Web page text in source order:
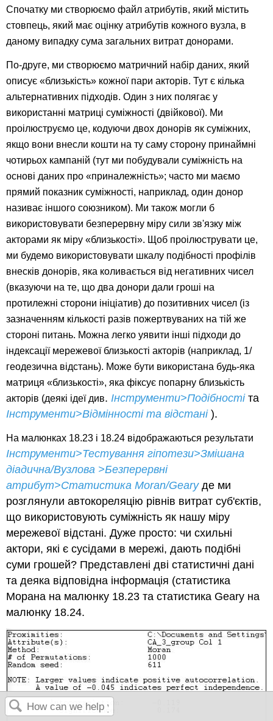
Спочатку ми створюємо файл атрибутів, який містить
стовпець, який має оцінку атрибутів кожного вузла, в
даному випадку сума загальних витрат донорами.
По-друге, ми створюємо матричний набір даних, який
описує «близькість» кожної пари акторів. Тут є кілька
альтернативних підходів. Один з них полягає у
використанні матриці суміжності (двійкової). Ми
проілюструємо це, кодуючи двох донорів як суміжних,
якщо вони внесли кошти на ту саму сторону принаймні
чотирьох кампаній (тут ми побудували суміжність на
основі даних про «приналежність»; часто ми маємо
прямий показник суміжності, наприклад, один донор
називає іншого союзником). Ми також могли б
використовувати безперервну міру сили зв'язку між
акторами як міру «близькості». Щоб проілюструвати це,
ми будемо використовувати шкалу подібності профілів
внесків донорів, яка коливається від негативних чисел
(вказуючи на те, що два донори дали гроші на
протилежні сторони ініціатив) до позитивних чисел (із
зазначенням кількості разів пожертвуваних на тій же
стороні питань. Можна легко уявити інші підходи до
індексації мережевої близькості акторів (наприклад, 1/
геодезична відстань). Може бути використана будь-яка
матриця «близькості», яка фіксує попарну близькість
акторів (деякі ідеї див. Інструменти>Подібності та
Інструменти>Відмінності та відстані ).
На малюнках 18.23 і 18.24 відображаються результати
Інструменти>Тестування гіпотези>Змішана
діадична/Вузлова >Безперервні
атрибут>Статистика Moran/Geary де ми
розглянули автокореляцію рівнів витрат суб'єктів,
що використовують суміжність як нашу міру
мережевої відстані. Дуже просто: чи схильні
актори, які є сусідами в мережі, дають подібні
суми грошей? Представлені дві статистичні дані
та деяка відповідна інформація (статистика
Морана на малюнку 18.23 та статистика Geary на
малюнку 18.24.